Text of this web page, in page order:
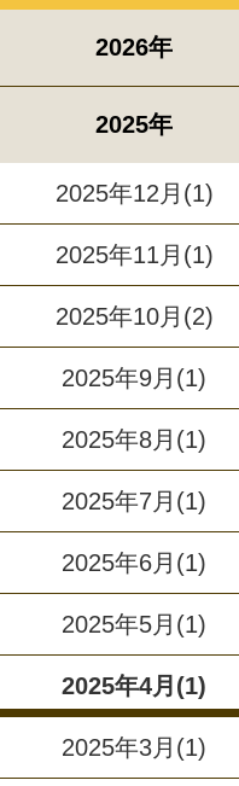
2026年
2025年
2025年12月(1)
2025年11月(1)
2025年10月(2)
2025年9月(1)
2025年8月(1)
2025年7月(1)
2025年6月(1)
2025年5月(1)
2025年4月(1)
2025年3月(1)